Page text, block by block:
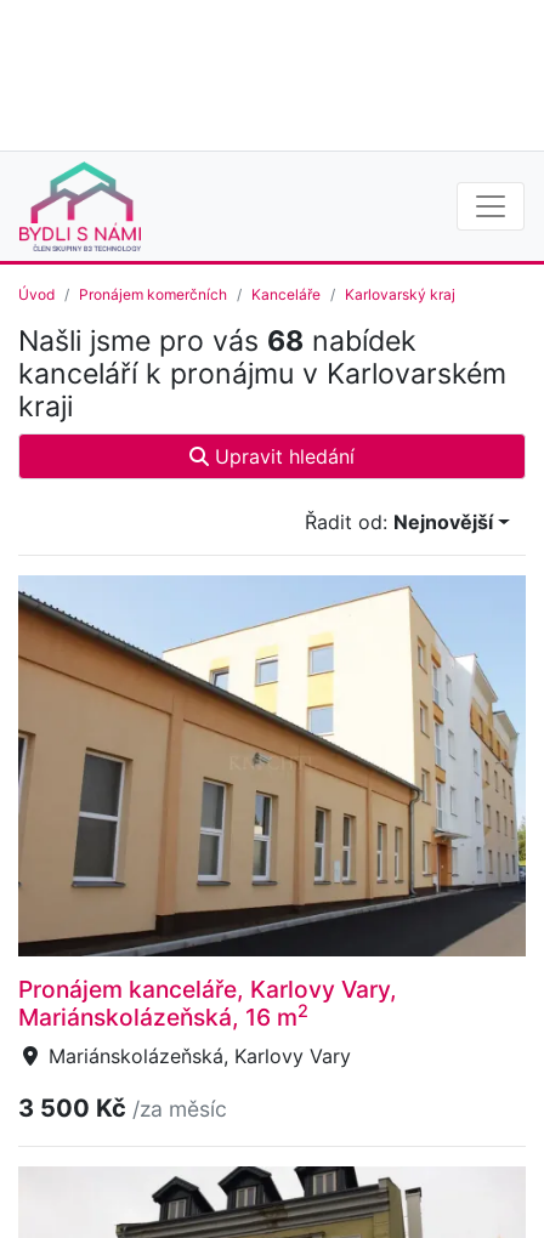
Úvod Pronájem komerčních Kanceláře Karlovarský kraj
Našli jsme pro vás 68 nabídek
kanceláří k pronájmu v Karlovarském
kraji
Upravit hledání
Řadit od: Nejnovější
Pronájem kanceláře, Karlovy Vary,
Mariánskolázeňská, 16 m2
Mariánskolázeňská, Karlovy Vary
3 500 Kč /za měsíc